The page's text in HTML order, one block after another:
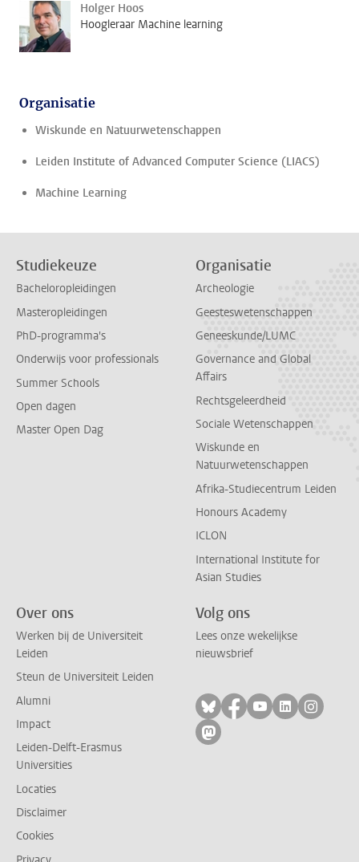
Holger Hoos
Hoogleraar Machine learning
Organisatie
Wiskunde en Natuurwetenschappen
Leiden Institute of Advanced Computer Science (LIACS)
Machine Learning
Studiekeuze
Bacheloropleidingen
Masteropleidingen
PhD-programma's
Onderwijs voor professionals
Summer Schools
Open dagen
Master Open Dag
Organisatie
Archeologie
Geesteswetenschappen
Geneeskunde/LUMC
Governance and Global
Affairs
Rechtsgeleerdheid
Sociale Wetenschappen
Wiskunde en
Natuurwetenschappen
Afrika-Studiecentrum Leiden
Honours Academy
ICLON
International Institute for
Asian Studies
Over ons
Werken bij de Universiteit
Leiden
Steun de Universiteit Leiden
Alumni
Impact
Leiden-Delft-Erasmus
Universities
Locaties
Disclaimer
Cookies
Volg ons
Lees onze wekelijkse
nieuwsbrief
Volg ons op bluesky
Volg ons op
Volg ons op
Volg ons
Volg
Volg ons op mastodon